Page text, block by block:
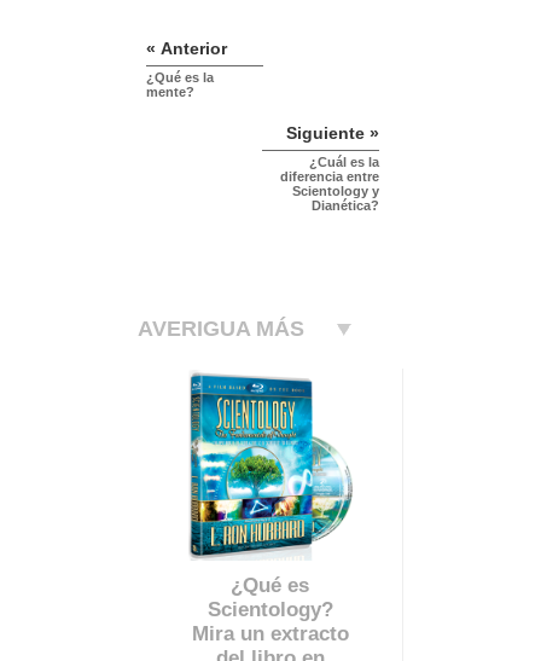
« Anterior
¿Qué es la
mente?
Siguiente »
¿Cuál es la
diferencia entre
Scientology y
Dianética?
AVERIGUA MÁS
¿Qué es
Scientology?
Mira un extracto